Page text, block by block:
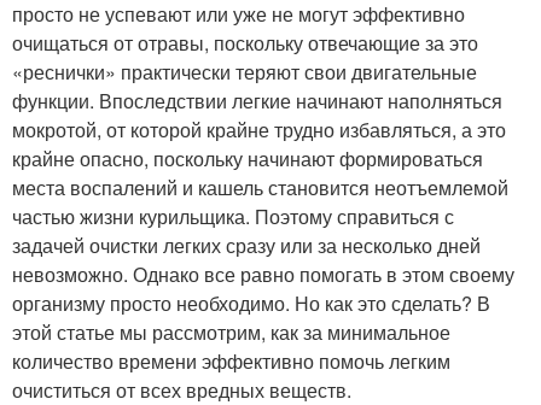
просто не успевают или уже не могут эффективно
очищаться от отравы, поскольку отвечающие за это
«реснички» практически теряют свои двигательные
функции. Впоследствии легкие начинают наполняться
мокротой, от которой крайне трудно избавляться, а это
крайне опасно, поскольку начинают формироваться
места воспалений и кашель становится неотъемлемой
частью жизни курильщика. Поэтому справиться с
задачей очистки легких сразу или за несколько дней
невозможно. Однако все равно помогать в этом своему
организму просто необходимо. Но как это сделать? В
этой статье мы рассмотрим, как за минимальное
количество времени эффективно помочь легким
очиститься от всех вредных веществ.